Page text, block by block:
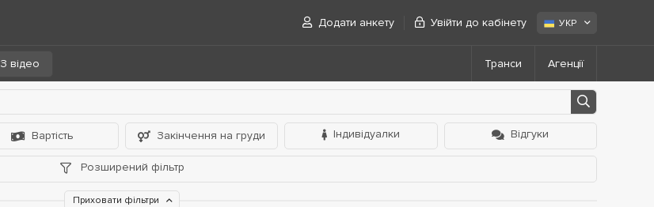
Додати анкету Увійти до кабінету УКР
З відео Транси Агенції
Вартість Закінчення на груди Індивідуалки Відгуки
Розширений фільтр
Приховати фільтри